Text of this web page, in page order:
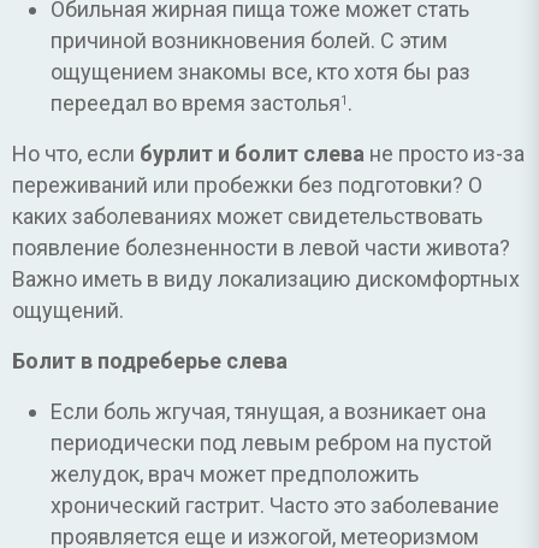
Обильная жирная пища тоже может стать
причиной возникновения болей. С этим
ощущением знакомы все, кто хотя бы раз
переедал во время застолья1 .
Но что, если бурлит и болит слева не просто из-за
переживаний или пробежки без подготовки? О
каких заболеваниях может свидетельствовать
появление болезненности в левой части живота?
Важно иметь в виду локализацию дискомфортных
ощущений.
Болит в подреберье слева
Если боль жгучая, тянущая, а возникает она
периодически под левым ребром на пустой
желудок, врач может предположить
хронический гастрит. Часто это заболевание
проявляется еще и изжогой, метеоризмом